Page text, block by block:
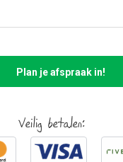
Plan je afspraak in!
Veilig betalen: